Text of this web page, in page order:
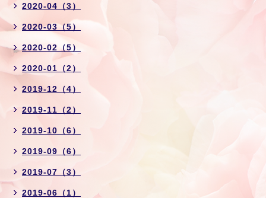
2020-04（3）
2020-03（5）
2020-02（5）
2020-01（2）
2019-12（4）
2019-11（2）
2019-10（6）
2019-09（6）
2019-07（3）
2019-06（1）